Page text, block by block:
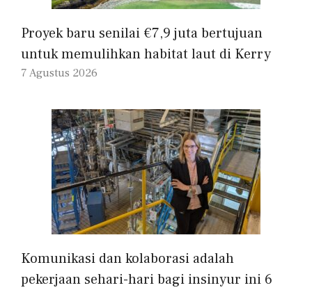
Proyek baru senilai €7,9 juta bertujuan
untuk memulihkan habitat laut di Kerry
7 Agustus 2026
Komunikasi dan kolaborasi adalah
pekerjaan sehari-hari bagi insinyur ini 6